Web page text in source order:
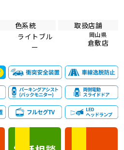
色系統
ライトブル
ー
取扱店舗
岡山県
倉敷店